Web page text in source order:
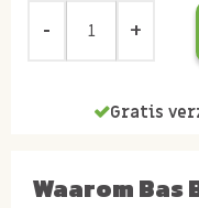
Gratis
Waarom Bas